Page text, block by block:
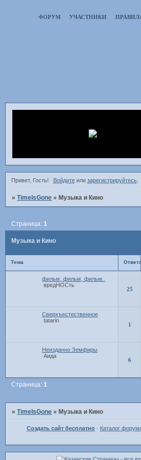
ФОРУМ УЧАСТНИКИ
Привет, Гость! Войдитеили зарегистрируйтесь.
»TimeIsGone »Музыка и Кино
Музыка и Кино
Страница:1
Тема
фильм, фильм, фильм..
вредНОСть
25
Сверхъестественное
tatarin
1
Неизданно Земфиры
Аида
6
Страница:1
»TimeIsGone » Музыка и Кино
Создать сайт бесплатно · Каталог